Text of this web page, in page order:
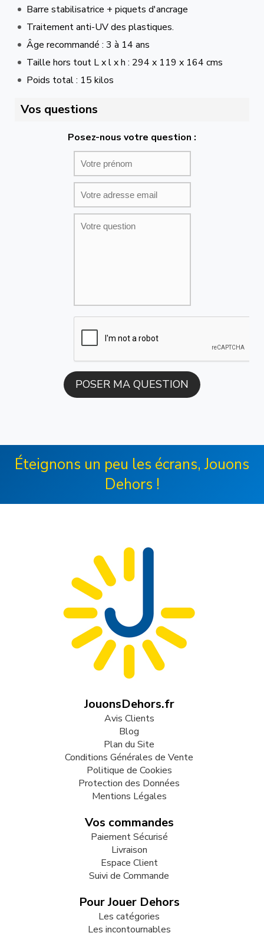
Barre stabilisatrice + piquets d'ancrage
Traitement anti-UV des plastiques.
Âge recommandé : 3 à 14 ans
Taille hors tout L x l x h : 294 x 119 x 164 cms
Poids total : 15 kilos
Vos questions
Posez-nous votre question :
Éteignons un peu les écrans, Jouons
Dehors !
JouonsDehors.fr
Avis Clients
Blog
Plan du Site
Conditions Générales de Vente
Politique de Cookies
Protection des Données
Mentions Légales
Vos commandes
Paiement Sécurisé
Livraison
Espace Client
Suivi de Commande
Pour Jouer Dehors
Les catégories
Les incontournables